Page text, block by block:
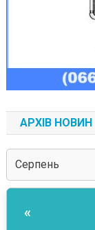
АРХІВ НОВИН
«